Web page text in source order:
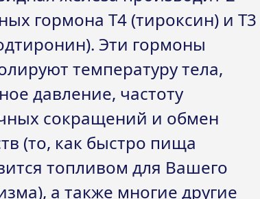
гормона T4 (тироксин) и T3
Эти гормоны
температуру тела,
давление, частоту
сокращений и обмен
(то, как быстро пища
топливом для Вашего
а также многие другие